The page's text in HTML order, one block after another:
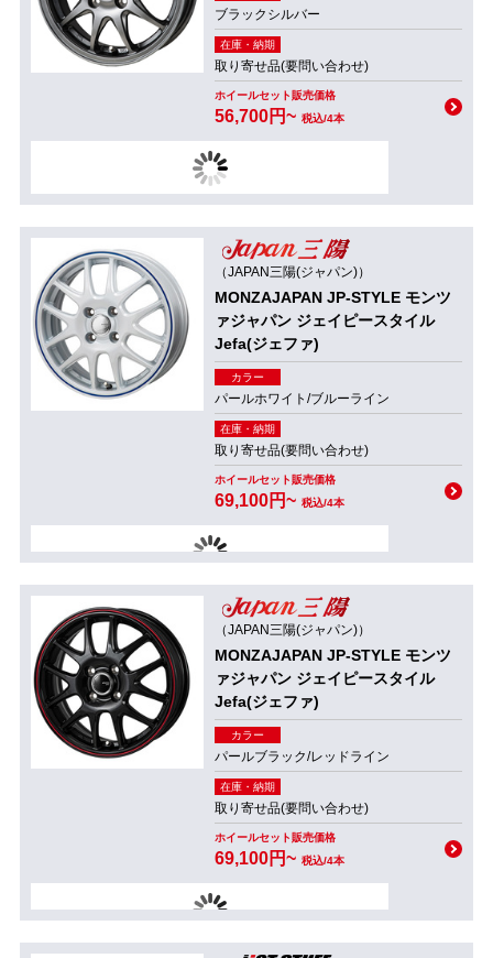
ブラックシルバー
在庫・納期
取り寄せ品(要問い合わせ)
ホイールセット販売価格
56,700円~ 税込/4本
（JAPAN三陽(ジャパン)）
MONZAJAPAN JP-STYLE モンツ
ァジャパン ジェイピースタイル
Jefa(ジェファ)
カラー
パールホワイト/ブルーライン
在庫・納期
取り寄せ品(要問い合わせ)
ホイールセット販売価格
69,100円~ 税込/4本
（JAPAN三陽(ジャパン)）
MONZAJAPAN JP-STYLE モンツ
ァジャパン ジェイピースタイル
Jefa(ジェファ)
カラー
パールブラック/レッドライン
在庫・納期
取り寄せ品(要問い合わせ)
ホイールセット販売価格
69,100円~ 税込/4本